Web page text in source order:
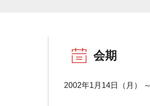
会期
2002年1月14日（月）